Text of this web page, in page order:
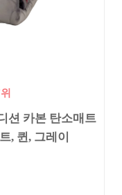
션 카본 탄소매트
, 퀸, 그레이